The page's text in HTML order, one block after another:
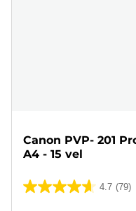
Canon PVP- 201
A4 - 15 vel
4.7 (79)
4.7